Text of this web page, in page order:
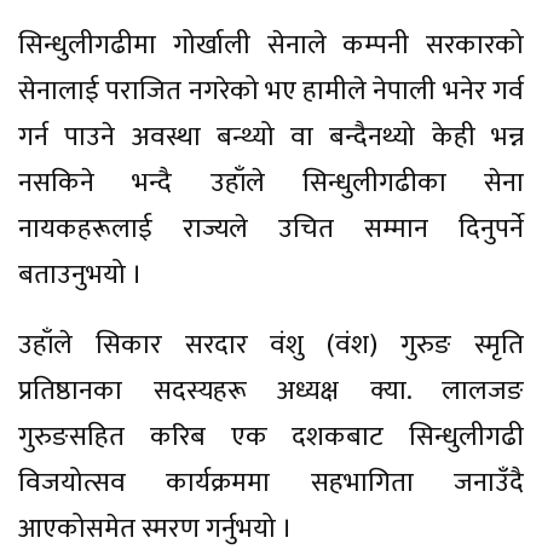
सिन्धुलीगढीमा गोर्खाली सेनाले कम्पनी सरकारको
सेनालाई पराजित नगरेको भए हामीले नेपाली भनेर गर्व
गर्न पाउने अवस्था बन्थ्यो वा बन्दैनथ्यो केही भन्न
नसकिने भन्दै उहाँले सिन्धुलीगढीका सेना
नायकहरूलाई राज्यले उचित सम्मान दिनुपर्ने
बताउनुभयो ।
उहाँले सिकार सरदार वंशु (वंश) गुरुङ स्मृति
प्रतिष्ठानका सदस्यहरू अध्यक्ष क्या. लालजङ
गुरुङसहित करिब एक दशकबाट सिन्धुलीगढी
विजयोत्सव कार्यक्रममा सहभागिता जनाउँदै
आएकोसमेत स्मरण गर्नुभयो ।